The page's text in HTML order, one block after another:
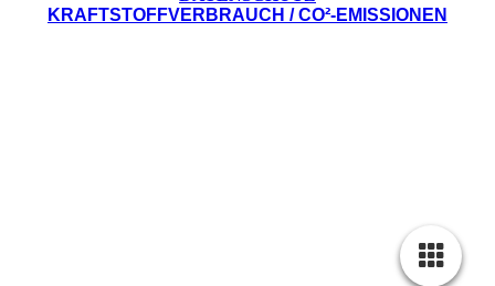
KRAFTSTOFFVERBRAUCH / CO²-EMISSIONEN